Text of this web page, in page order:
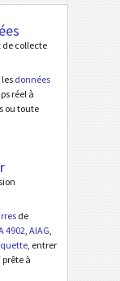
collecte
données
réel à
ou toute
de
4902 AIAG
, entrer
à